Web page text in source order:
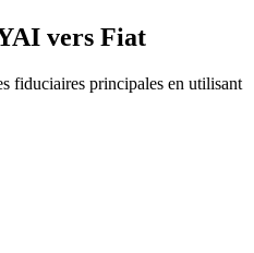
accès instantané
vers Fiat
fiduciaires principales en utilisant